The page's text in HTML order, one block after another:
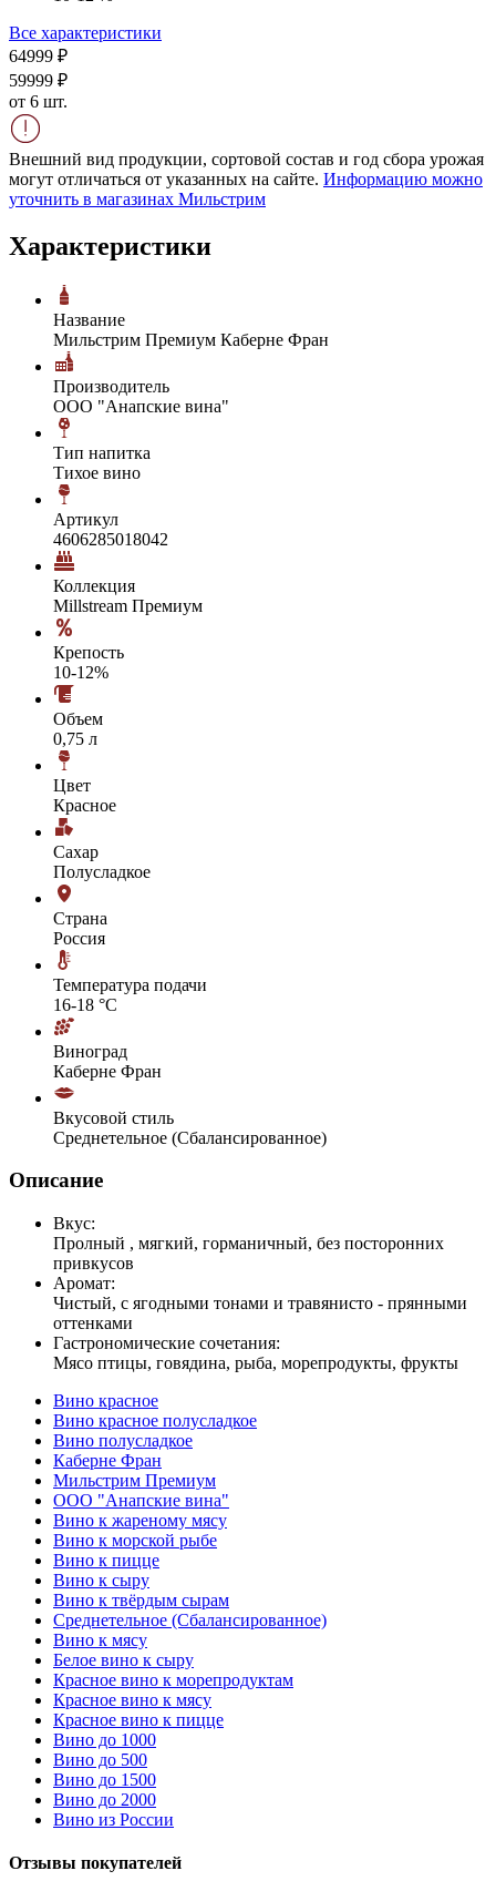
Все характеристики
64999 ₽
59999 ₽
от 6 шт.
Внешний вид продукции, сортовой состав и год сбора урожая
могут отличаться от указанных на сайте. Информацию можно
уточнить в магазинах Мильстрим
Характеристики
Название
Мильстрим Премиум Каберне Фран
Производитель
ООО "Анапские вина"
Тип напитка
Тихое вино
Артикул
4606285018042
Коллекция
Millstream Премиум
Крепость
10-12%
Объем
0,75 л
Цвет
Красное
Сахар
Полусладкое
Страна
Россия
Температура подачи
16-18 °С
Виноград
Каберне Фран
Вкусовой стиль
Среднетельное (Сбалансированное)
Описание
Вкус:
Пролный , мягкий, горманичный, без посторонних
привкусов
Аромат:
Чистый, с ягодными тонами и травянисто - прянными
оттенками
Гастрономические сочетания:
Мясо птицы, говядина, рыба, морепродукты, фрукты
Вино красное
Вино красное полусладкое
Вино полусладкое
Каберне Фран
Мильстрим Премиум
OOO "Анапские вина"
Вино к жареному мясу
Вино к морской рыбе
Вино к пицце
Вино к сыру
Вино к твёрдым сырам
Среднетельное (Сбалансированное)
Вино к мясу
Белое вино к сыру
Красное вино к морепродуктам
Красное вино к мясу
Красное вино к пицце
Вино до 1000
Вино до 500
Вино до 1500
Вино до 2000
Вино из России
Отзывы покупателей